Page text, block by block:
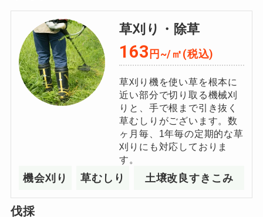
草刈り・除草
163 円~/㎡(税込)
草刈り機を使い草を根本に
近い部分で切り取る機械刈
りと、⼿で根まで引き抜く
草むしりがございます。数
ヶ⽉毎、1年毎の定期的な草
刈りにも対応しておりま
す。
機会刈り 草むしり 土壌改良すきこみ
伐採